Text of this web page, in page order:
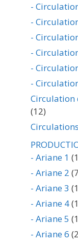
-
-
-
-
-
-
Circulation
(12)
- Ariane 1
- Ariane 2
- Ariane 3
- Ariane 4
- Ariane 5
- Ariane 6